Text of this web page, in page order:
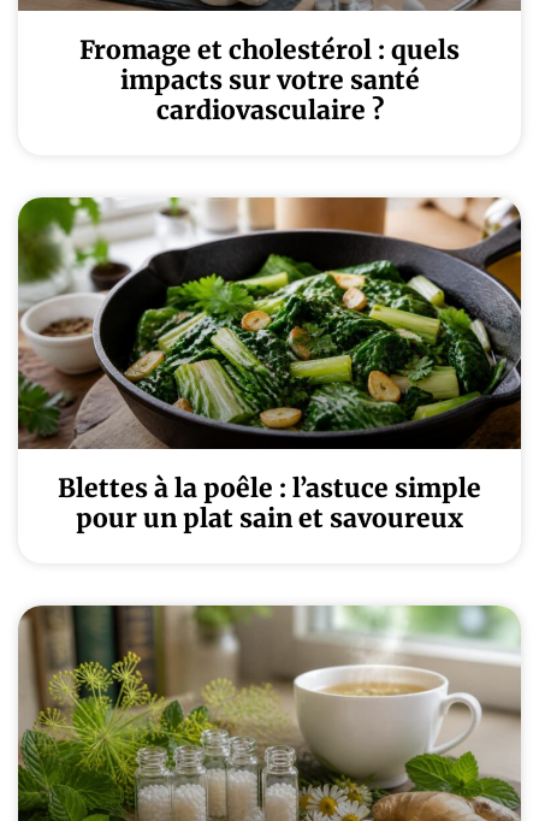
Fromage et cholestérol : quels
impacts sur votre santé
cardiovasculaire ?
Blettes à la poêle : l’astuce simple
pour un plat sain et savoureux